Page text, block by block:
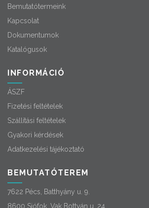
Bemutatótermeink
Kapcsolat
Dokumentumok
Katalógusok
INFORMÁCIÓ
ÁSZF
Fizetési feltételek
Szállítási feltételek
Gyakori kérdések
Adatkezelési tájékoztató
BEMUTATÓTEREM
7622 Pécs, Batthyány u. 9.
8600 Siófok, Vak Bottyán u. 24.